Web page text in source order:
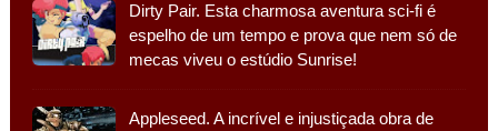
Dirty Pair. Esta charmosa aventura sci-fi é
espelho de um tempo e prova que nem só de
mecas viveu o estúdio Sunrise!
Appleseed. A incrível e injustiçada obra de